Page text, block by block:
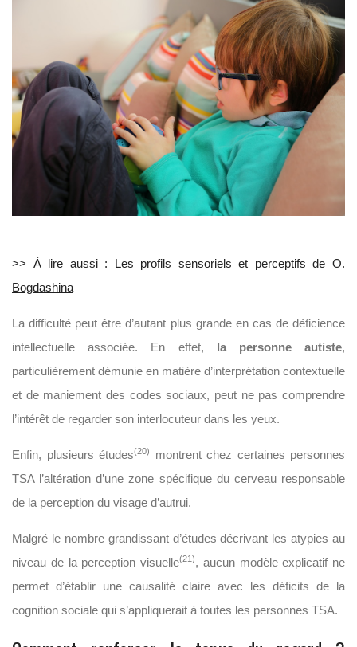
>> À lire aussi : Les profils sensoriels et perceptifs de O.
Bogdashina
La difficulté peut être d’autant plus grande en cas de déficience
intellectuelle associée. En effet, la personne autiste,
particulièrement démunie en matière d’interprétation contextuelle
et de maniement des codes sociaux, peut ne pas comprendre
l’intérêt de regarder son interlocuteur dans les yeux.
Enfin, plusieurs études(20)
montrent chez certaines personnes
TSA l’altération d’une zone spécifique du cerveau responsable
de la perception du visage d’autrui.
Malgré le nombre grandissant d’études décrivant les atypies au
niveau de la perception visuelle(21), aucun modèle explicatif ne
permet d’établir une causalité claire avec les déficits de la
cognition sociale qui s’appliquerait à toutes les personnes TSA.